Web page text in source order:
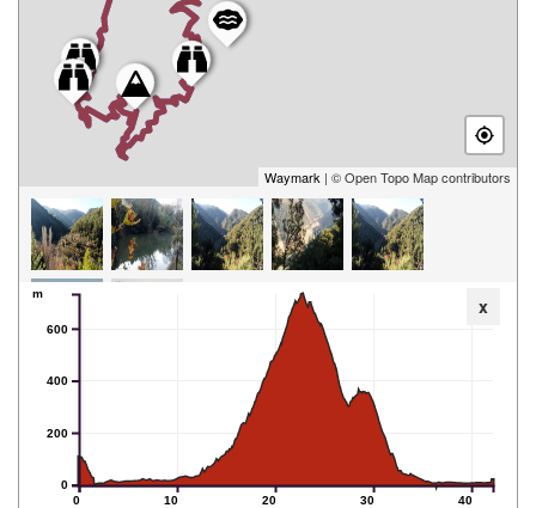
Waymark | © Open Topo Map contributors
x
0 10 20 30 40
0
200
400
600
m